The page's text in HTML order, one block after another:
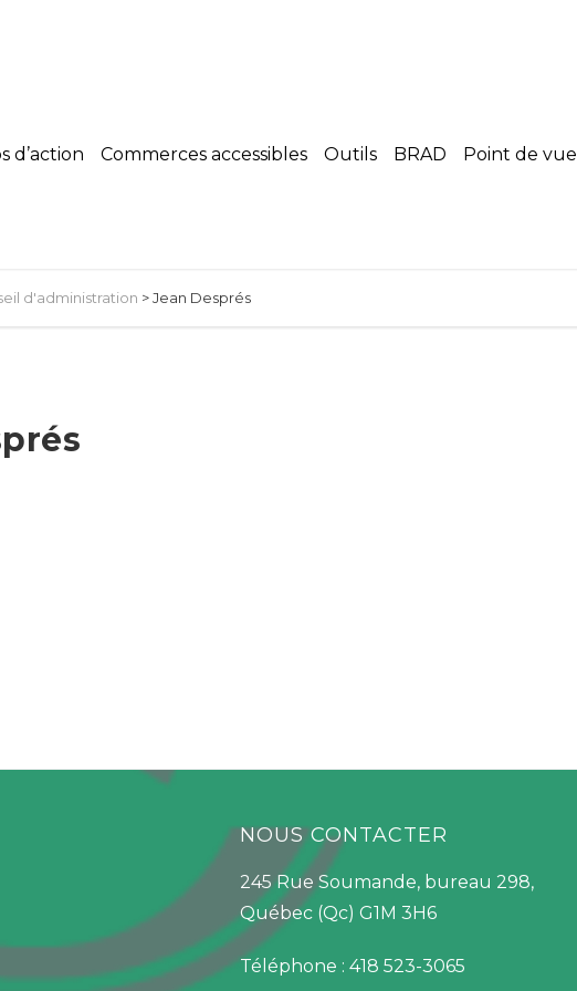
d’action Commerces accessibles Outils BRAD Point de vue
d'administration >Jean Després
NOUS CONTACTER
245 Rue Soumande, bureau 298,
Québec (Qc) G1M 3H6
Téléphone : 418 523-3065